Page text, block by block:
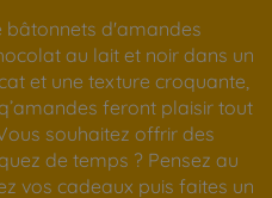
bâtonnets d'amandes
au lait et noir dans un
et une texture croquante,
feront plaisir tout
souhaitez offrir des
de temps ? Pensez au
vos cadeaux puis faites un